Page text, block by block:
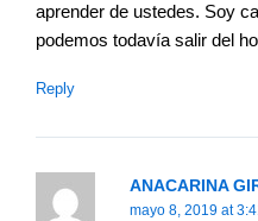
aprender de ustedes. Soy
podemos todavía salir del
Reply
ANACARINA
mayo 8, 2019 at